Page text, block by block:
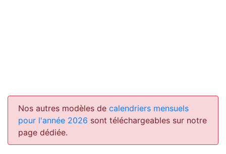
Nos autres modèles de calendriers mensuels
pour l'année 2026 sont téléchargeables sur notre
page dédiée.